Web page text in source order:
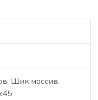
Шик массив.